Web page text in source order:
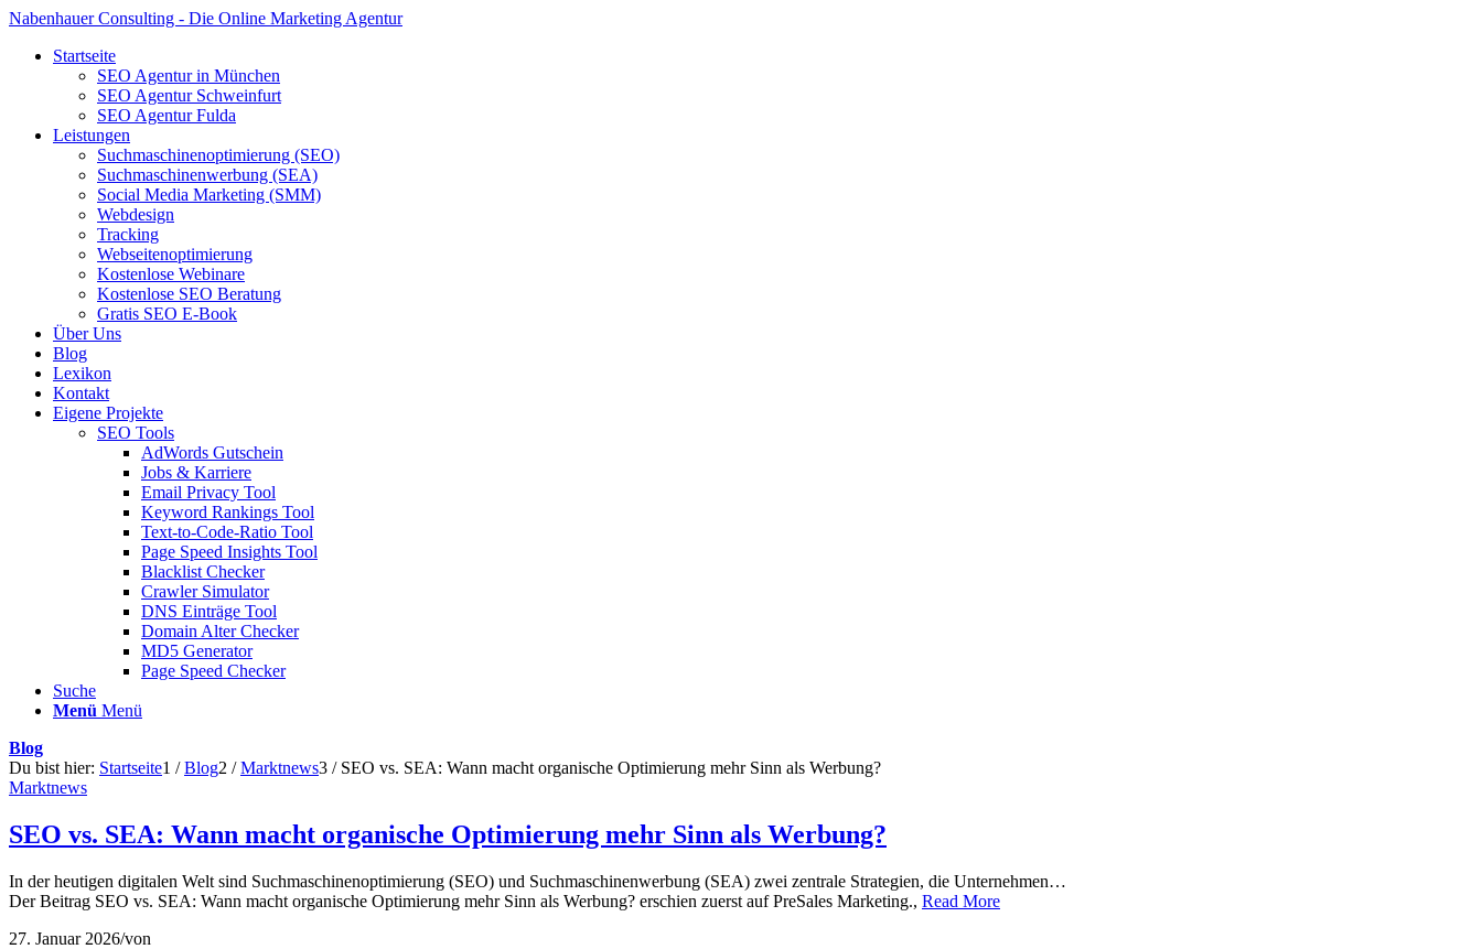
Nabenhauer Consulting - Die Online Marketing Agentur
Startseite
SEO Agentur in München
SEO Agentur Schweinfurt
SEO Agentur Fulda
Leistungen
Suchmaschinenoptimierung (SEO)
Suchmaschinenwerbung (SEA)
Social Media Marketing (SMM)
Webdesign
Tracking
Webseitenoptimierung
Kostenlose Webinare
Kostenlose SEO Beratung
Gratis SEO E-Book
Über Uns
Blog
Lexikon
Kontakt
Eigene Projekte
SEO Tools
AdWords Gutschein
Jobs & Karriere
Email Privacy Tool
Keyword Rankings Tool
Text-to-Code-Ratio Tool
Page Speed Insights Tool
Blacklist Checker
Crawler Simulator
DNS Einträge Tool
Domain Alter Checker
MD5 Generator
Page Speed Checker
Suche
Menü Menü
Blog
Du bist hier: Startseite1 / Blog2 / Marktnews3 / SEO vs. SEA: Wann macht organische Optimierung mehr Sinn als Werbung?
Marktnews
SEO vs. SEA: Wann macht organische Optimierung mehr Sinn als Werbung?
In der heutigen digitalen Welt sind Suchmaschinenoptimierung (SEO) und Suchmaschinenwerbung (SEA) zwei zentrale Strategien, die Unternehmen…
Der Beitrag SEO vs. SEA: Wann macht organische Optimierung mehr Sinn als Werbung? erschien zuerst auf PreSales Marketing., Read More
27. Januar 2026/von